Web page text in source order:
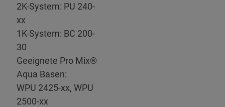
2K-System: PU 240-
xx
1K-System: BC 200-
30
Geeignete Pro Mix®
Aqua Basen:
WPU 2425-xx, WPU
2500-xx